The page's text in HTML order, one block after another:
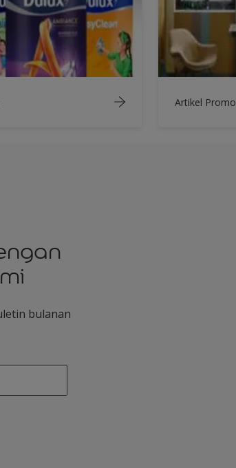
Artikel Promo
bulanan